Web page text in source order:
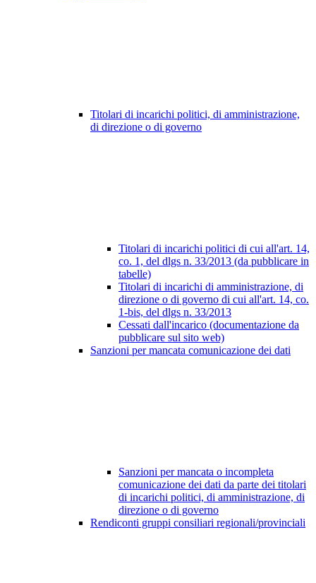
Titolari di incarichi politici, di amministrazione,
di direzione o di governo
Titolari di incarichi politici di cui all'art. 14,
co. 1, del dlgs n. 33/2013 (da pubblicare in
tabelle)
Titolari di incarichi di amministrazione, di
direzione o di governo di cui all'art. 14, co.
1-bis, del dlgs n. 33/2013
Cessati dall'incarico (documentazione da
pubblicare sul sito web)
Sanzioni per mancata comunicazione dei dati
Sanzioni per mancata o incompleta
comunicazione dei dati da parte dei titolari
di incarichi politici, di amministrazione, di
direzione o di governo
Rendiconti gruppi consiliari regionali/provinciali